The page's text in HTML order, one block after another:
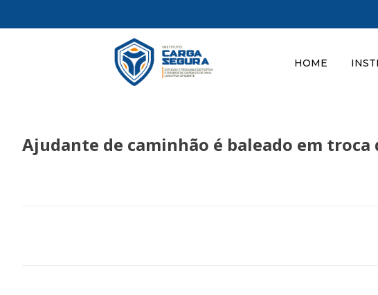
HOME
Ajudante de caminhão é baleado em troca